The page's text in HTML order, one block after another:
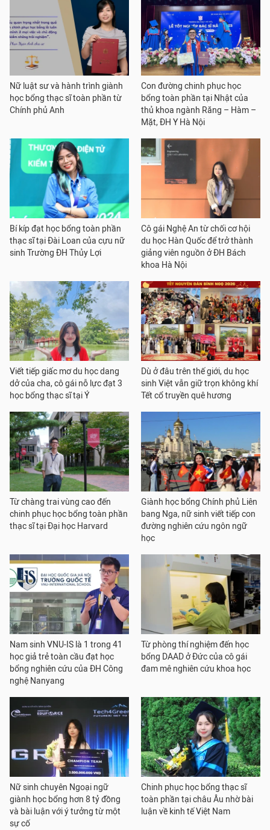
Nữ luật sư và hành trình giành
học bổng thạc sĩ toàn phần từ
Chính phủ Anh
Con đường chinh phục học
bổng toàn phần tại Nhật của
thủ khoa ngành Răng – Hàm –
Mặt, ĐH Y Hà Nội
Bí kíp đạt học bổng toàn phần
thạc sĩ tại Đài Loan của cựu nữ
sinh Trường ĐH Thủy Lợi
Cô gái Nghệ An từ chối cơ hội
du học Hàn Quốc để trở thành
giảng viên nguồn ở ĐH Bách
khoa Hà Nội
Viết tiếp giấc mơ du học dang
dở của cha, cô gái nỗ lực đạt 3
học bổng thạc sĩ tại Ý
Dù ở đâu trên thế giới, du học
sinh Việt vẫn giữ trọn không khí
Tết cổ truyền quê hương
Từ chàng trai vùng cao đến
chinh phục học bổng toàn phần
thạc sĩ tại Đại học Harvard
Giành học bổng Chính phủ Liên
bang Nga, nữ sinh viết tiếp con
đường nghiên cứu ngôn ngữ
học
Nam sinh VNU-IS là 1 trong 41
học giả trẻ toàn cầu đạt học
bổng nghiên cứu của ĐH Công
nghệ Nanyang
Từ phòng thí nghiệm đến học
bổng DAAD ở Đức của cô gái
đam mê nghiên cứu khoa học
Nữ sinh chuyên Ngoại ngữ
giành học bổng hơn 8 tỷ đồng
và bài luận với ý tưởng từ một
sự cố
Chinh phục học bổng thạc sĩ
toàn phần tại châu Âu nhờ bài
luận về kinh tế Việt Nam